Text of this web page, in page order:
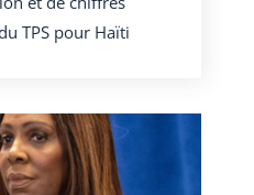
TPS pour Haïti